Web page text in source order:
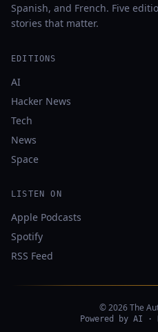
Spanish, and French. Five
stories that matter.
EDITIONS
AI
Hacker News
Tech
News
Space
LISTEN ON
Apple Podcasts
Spotify
RSS Feed
© 2026 The
Powered by AI